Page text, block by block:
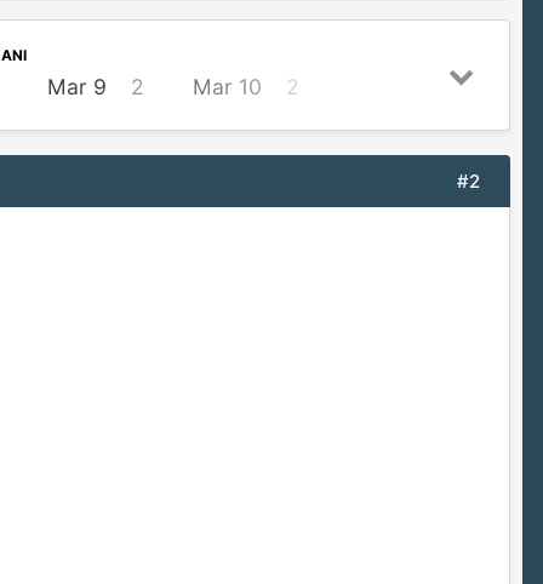
Mar 9 2 Mar 10 2
#2